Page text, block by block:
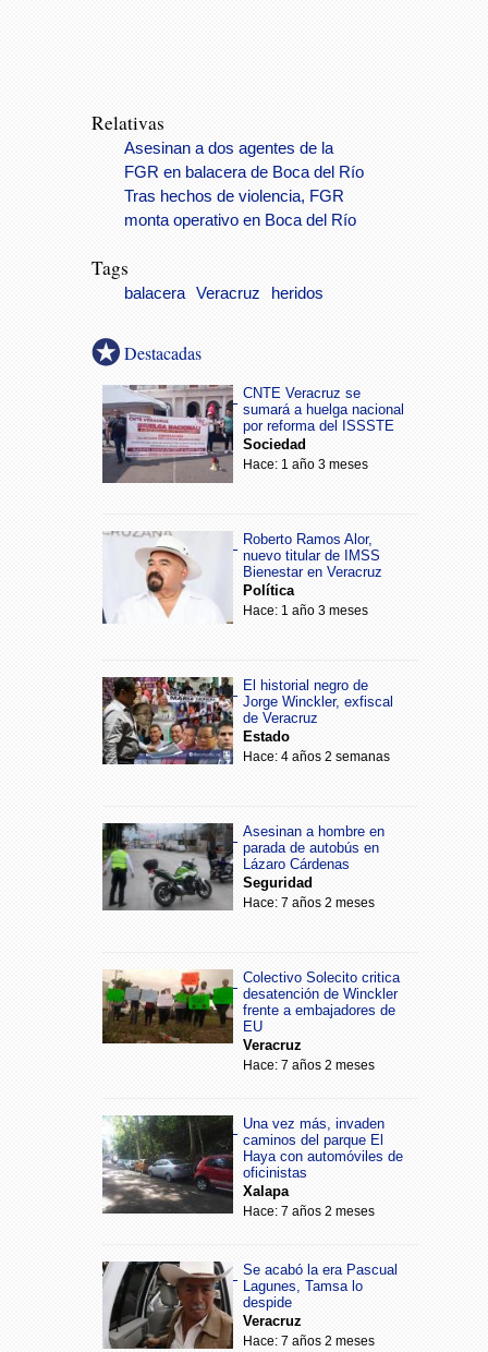
Relativas
Asesinan a dos agentes de la
FGR en balacera de Boca del Río
Tras hechos de violencia, FGR
monta operativo en Boca del Río
Tags
balacera Veracruz heridos
Destacadas
CNTE Veracruz se
sumará a huelga nacional
por reforma del ISSSTE
Sociedad
Hace: 1 año 3 meses
Roberto Ramos Alor,
nuevo titular de IMSS
Bienestar en Veracruz
Política
Hace: 1 año 3 meses
El historial negro de
Jorge Winckler, exfiscal
de Veracruz
Estado
Hace: 4 años 2 semanas
Asesinan a hombre en
parada de autobús en
Lázaro Cárdenas
Seguridad
Hace: 7 años 2 meses
Colectivo Solecito critica
desatención de Winckler
frente a embajadores de
EU
Veracruz
Hace: 7 años 2 meses
Una vez más, invaden
caminos del parque El
Haya con automóviles de
oficinistas
Xalapa
Hace: 7 años 2 meses
Se acabó la era Pascual
Lagunes, Tamsa lo
despide
Veracruz
Hace: 7 años 2 meses